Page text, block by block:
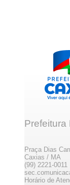
Prefeitura
Praça Dias
Caxias / MA
(99) 2221-
Horário de